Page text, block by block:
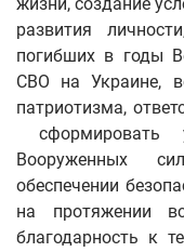
развития
погибших в годы
СВО на Украине,
патриотизма,
сформировать
Вооруженных
обеспечении
на протяжении
благодарность к